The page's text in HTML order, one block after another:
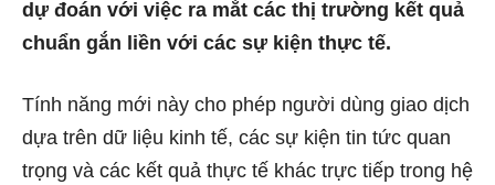
dự đoán với việc ra mắt các thị trường kết quả
chuẩn gắn liền với các sự kiện thực tế.
Tính năng mới này cho phép người dùng giao dịch
dựa trên dữ liệu kinh tế, các sự kiện tin tức quan
trọng và các kết quả thực tế khác trực tiếp trong hệ